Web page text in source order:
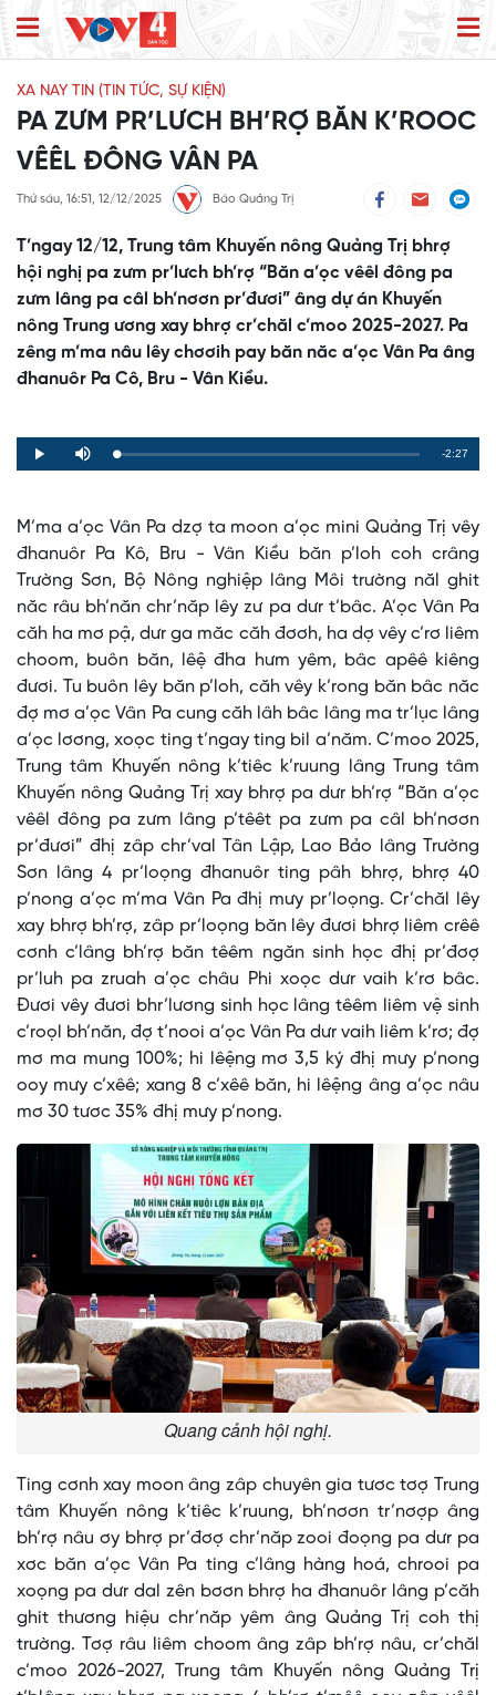
XA NAY TIN (TIN TỨC, SỰ KIỆN)
PA ZƯM PR’LƯCH BH’RỢ BĂN K’ROOC
VÊÊL ĐÔNG VÂN PA
Thứ sáu, 16:51, 12/12/2025 Báo Quảng Trị
T’ngay 12/12, Trung tâm Khuyến nông Quảng Trị bhrợ
hội nghị pa zưm pr’lưch bh’rợ “Băn a’ọc vêêl đông pa
zưm lâng pa câl bh’nơơn pr’đươi” âng dự án Khuyến
nông Trung ương xay bhrợ cr’chăl c’moo 2025-2027. Pa
zêng m’ma nâu lêy chơơih pay băn năc a’ọc Vân Pa âng
đhanuôr Pa Cô, Bru - Vân Kiều.
Play Mute Loaded:
0%
Progress:
0%
Remaining
-2:27
M’ma a’ọc Vân Pa dzợ ta moon a’ọc mini Quảng Trị vêy
đhanuôr Pa Kô, Bru - Vân Kiều băn p’loh coh crâng
Trường Sơn, Bộ Nông nghiệp lâng Môi trường năl ghit
năc râu bh’năn chr’năp lêy zư pa dưr t’bâc. A’ọc Vân Pa
căh ha mơ pậ, dưr ga măc căh đơơh, ha dợ vêy c’rơ liêm
choom, buôn băn, lêệ đha hưm yêm, bâc apêê kiêng
đươi. Tu buôn lêy băn p’loh, căh vêy k’rong băn bâc năc
đợ mơ a’ọc Vân Pa cung căh lâh bâc lâng ma tr’lục lâng
a’ọc lơơng, xoọc ting t’ngay ting bil a’năm. C’moo 2025,
Trung tâm Khuyến nông k’tiêc k’ruung lâng Trung tâm
Khuyến nông Quảng Trị xay bhrợ pa dưr bh’rợ “Băn a’ọc
vêêl đông pa zưm lâng p’têêt pa zưm pa câl bh’nơơn
pr’đươi” đhị zâp chr’val Tân Lập, Lao Bảo lâng Trường
Sơn lâng 4 pr’loọng đhanuôr ting pâh bhrợ, bhrợ 40
p’nong a’ọc m’ma Vân Pa đhị mưy pr’loọng. Cr’chăl lêy
xay bhrợ bh’rợ, zâp pr’loọng băn lêy đươi bhrợ liêm crêê
cơnh c’lâng bh’rợ băn têêm ngăn sinh học đhị pr’đơợ
pr’luh pa zruah a’ọc châu Phi xoọc dưr vaih k’rơ bâc.
Đươi vêy đươi bhr’lương sinh học lâng têêm liêm vệ sinh
c’roọl bh’năn, đợ t’nooi a’ọc Vân Pa dưr vaih liêm k’rơ; đợ
mơ ma mung 100%; hi lêệng mơ 3,5 ký đhị mưy p’nong
ooy mưy c’xêê; xang 8 c’xêê băn, hi lêệng âng a’ọc nâu
mơ 30 tươc 35% đhị mưy p’nong.
Quang cảnh hội nghị.
Ting cơnh xay moon âng zâp chuyên gia tươc tơợ Trung
tâm Khuyến nông k’tiêc k’ruung, bh’nơơn tr’nơợp âng
bh’rợ nâu ơy bhrợ pr’đơợ chr’năp zooi đoọng pa dưr pa
xơc băn a’ọc Vân Pa ting c’lâng hàng hoá, chrooi pa
xoọng pa dưr dal zên bơơn bhrợ ha đhanuôr lâng p’căh
ghit thương hiệu chr’năp yêm âng Quảng Trị coh thị
trường. Tơợ râu liêm choom âng zâp bh’rợ nâu, cr’chăl
c’moo 2026-2027, Trung tâm Khuyến nông Quảng Trị